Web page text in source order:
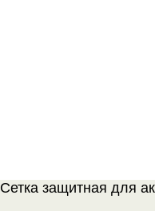
Сетка защитная для